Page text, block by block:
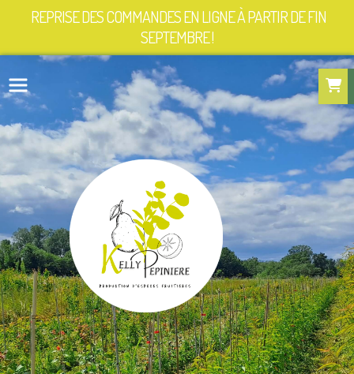
REPRISE DES COMMANDES EN LIGNE À PARTIR DE FIN
SEPTEMBRE !